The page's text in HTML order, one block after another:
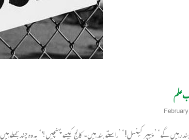
علم
رہیں گے‘ ’پیپر کینسل!‘ ’راستے بند ہیں۔ کالج کیسے پہنچیں؟‘ یہ وہ چند جملے ہیں